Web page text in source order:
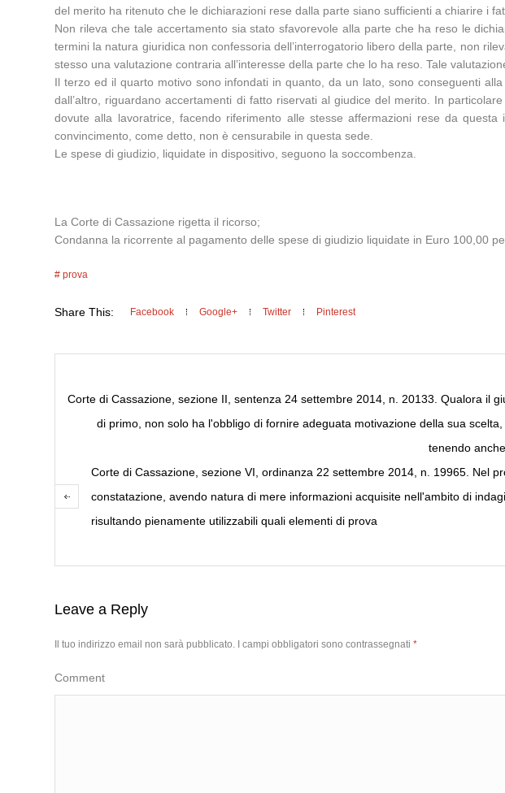
del merito ha ritenuto che le dichiarazioni rese dalla parte siano sufficienti a chiarire i
Non rileva che tale accertamento sia stato sfavorevole alla parte che ha reso le
termini la natura giuridica non confessoria dell’interrogatorio libero della parte, non
stesso una valutazione contraria all’interesse della parte che lo ha reso. Tale
Il terzo ed il quarto motivo sono infondati in quanto, da un lato, sono conseguenti
dall’altro, riguardano accertamenti di fatto riservati al giudice del merito. In
dovute alla lavoratrice, facendo riferimento alle stesse affermazioni rese da
convincimento, come detto, non è censurabile in questa sede.
Le spese di giudizio, liquidate in dispositivo, seguono la soccombenza.
La Corte di Cassazione rigetta il ricorso;
Condanna la ricorrente al pagamento delle spese di giudizio liquidate in Euro 100,00
prova
Share This: Facebook Google+ Twitter Pinterest
Corte di Cassazione, sezione II, sentenza 24 settembre 2014, n. 20133. Qualora il
di primo, non solo ha l'obbligo di fornire adeguata motivazione della sua
tenendo
Corte di Cassazione, sezione VI, ordinanza 22 settembre 2014, n. 19965. Nel
constatazione, avendo natura di mere informazioni acquisite nell'ambito di
risultando pienamente utilizzabili quali elementi di prova
Leave a Reply
Il tuo indirizzo email non sarà pubblicato. I campi obbligatori sono contrassegnati*
Comment